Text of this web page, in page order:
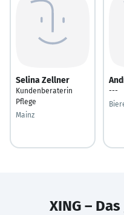
Selina Zellner
Kundenberaterin
Pflege
Mainz
---
XING –